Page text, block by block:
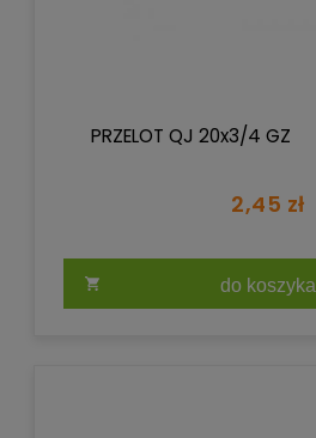
PRZELOT QJ 20x3/4 GZ
2,45 zł
do koszyka